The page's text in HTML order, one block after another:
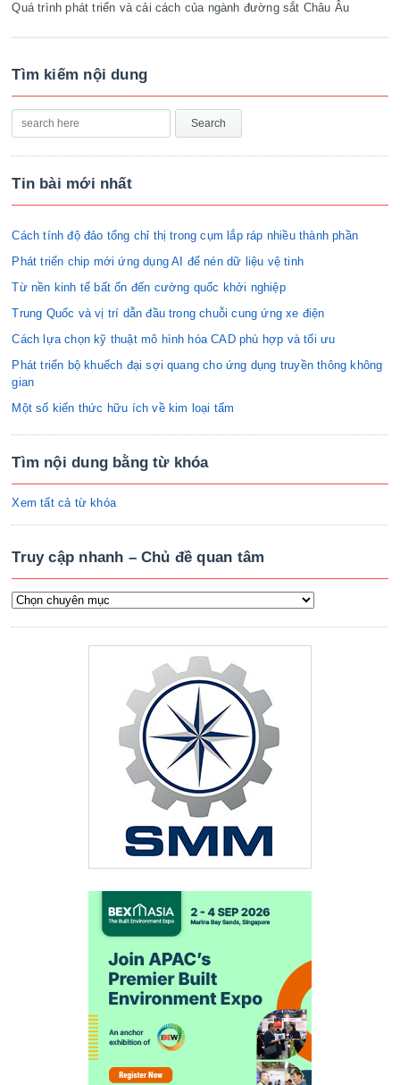
Quá trình phát triển và cải cách của ngành đường sắt Châu Âu
Tìm kiếm nội dung
Tin bài mới nhất
Cách tính độ đảo tổng chỉ thị trong cụm lắp ráp nhiều thành phần
Phát triển chip mới ứng dụng AI để nén dữ liệu vệ tinh
Từ nền kinh tế bất ổn đến cường quốc khởi nghiệp
Trung Quốc và vị trí dẫn đầu trong chuỗi cung ứng xe điện
Cách lựa chọn kỹ thuật mô hình hóa CAD phù hợp và tối ưu
Phát triển bộ khuếch đại sợi quang cho ứng dụng truyền thông không
gian
Một số kiến thức hữu ích về kim loại tấm
Tìm nội dung bằng từ khóa
Xem tất cả từ khóa
Truy cập nhanh – Chủ đề quan tâm